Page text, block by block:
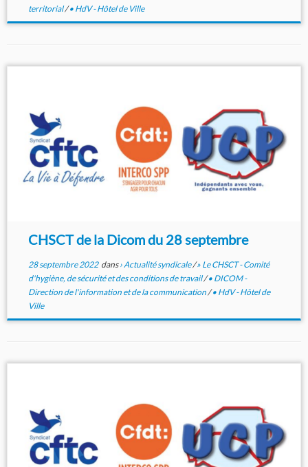
territorial/• HdV - Hôtel de Ville
CHSCT de la Dicom du 28 septembre
28 septembre 2022dans› Actualité syndicale/» Le CHSCT - Comité
d'hygiène, de sécurité et des conditions de travail/• DICOM -
Direction de l'information et de la communication/• HdV - Hôtel de
Ville